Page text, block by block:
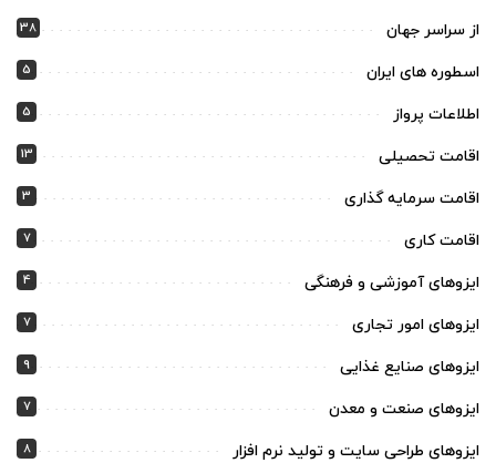
از سراسر جهان 38
اسطوره های ایران 5
اطلاعات پرواز 5
اقامت تحصیلی 13
اقامت سرمایه گذاری 3
اقامت کاری 7
ایزوهای آموزشی و فرهنگی 4
ایزوهای امور تجاری 7
ایزوهای صنایع غذایی 9
ایزوهای صنعت و معدن 7
ایزوهای طراحی سایت و تولید نرم افزار 8